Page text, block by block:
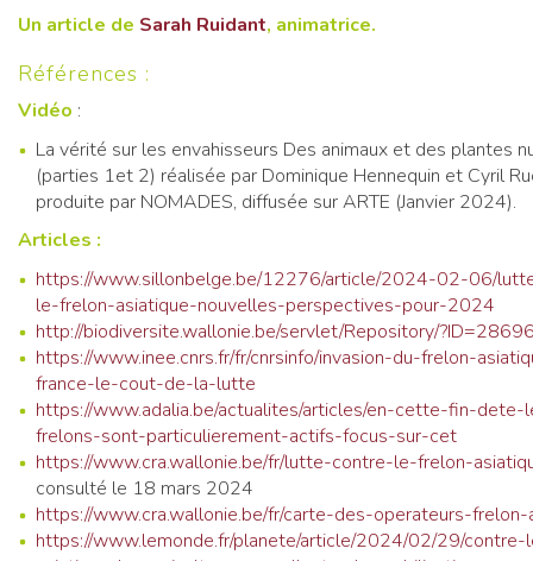
Un article de Sarah Ruidant, animatrice.
Références :
Vidéo :
La vérité sur les envahisseurs Des animaux et des plantes
(parties 1et 2) réalisée par Dominique Hennequin et Cyril
produite par NOMADES, diffusée sur ARTE (Janvier 2024).
Articles :
https://www.sillonbelge.be/12276/article/2024-02-06/
le-frelon-asiatique-nouvelles-perspectives-pour-2024
http://biodiversite.wallonie.be/servlet/Repository/
https://www.inee.cnrs.fr/fr/cnrsinfo/invasion-du-frelon-
france-le-cout-de-la-lutte
https://www.adalia.be/actualites/articles/en-cette-fin-dete-
frelons-sont-particulierement-actifs-focus-sur-cet
https://www.cra.wallonie.be/fr/lutte-contre-le-frelon-
consulté le 18 mars 2024
https://www.cra.wallonie.be/fr/carte-des-operateurs-frelon-
https://www.lemonde.fr/planete/article/2024/02/29/